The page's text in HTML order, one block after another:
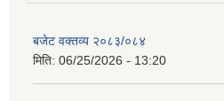
बजेट वक्तव्य २०८३/०८४
मिति: 06/25/2026 - 13:20